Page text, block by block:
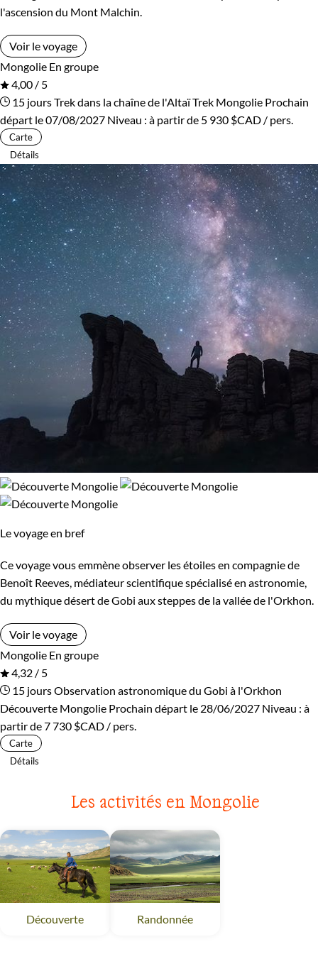
l'ascension du Mont Malchin.
Voir le voyage
Mongolie En groupe
4,00 / 5
15 joursTrek dans la chaîne de l'AltaïTrek Mongolie Prochain
départ le 07/08/2027 Niveau : à partir de 5 930 $CAD / pers.
Carte
Détails
Le voyage en bref
Ce voyage vous emmène observer les étoiles en compagnie de
Benoît Reeves, médiateur scientifique spécialisé en astronomie,
du mythique désert de Gobi aux steppes de la vallée de l'Orkhon.
Voir le voyage
Mongolie En groupe
4,32 / 5
15 joursObservation astronomique du Gobi à l'Orkhon
Découverte Mongolie Prochain départ le 28/06/2027 Niveau : à
partir de7 730 $CAD / pers.
Carte
Détails
Les activités en Mongolie
Découverte Randonnée